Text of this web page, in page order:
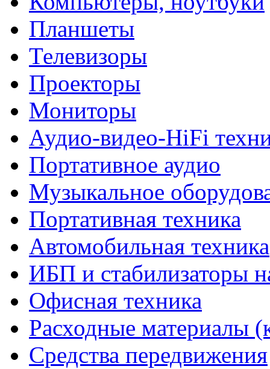
Планшеты
Телевизоры
Проекторы
Мониторы
Аудио-видео-HiFi
Портативное аудио
Музыкальное
Портативная техника
Автомобильная техника
ИБП и стабилизаторы
Офисная техника
Расходные материалы
Средства передвижения